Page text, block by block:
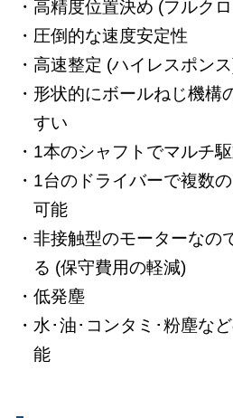
高精度位置決め (フルク
圧倒的な速度安定性
高速整定 (ハイレスポン
形状的にボールねじ機構
すい
1本のシャフトでマルチ
1台のドライバーで複数
可能
非接触型のモーターなの
る (保守費用の軽減)
低発塵
水･油･コンタミ･粉塵な
能